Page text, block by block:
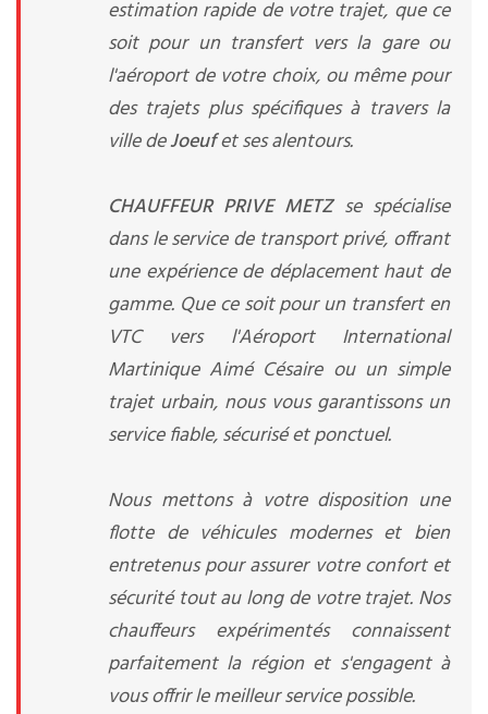
estimation rapide de votre trajet, que ce
soit pour un transfert vers la gare ou
l'aéroport de votre choix, ou même pour
des trajets plus spécifiques à travers la
ville deJoeufet ses alentours.
CHAUFFEUR PRIVE METZ se spécialise
dans le service de transport privé, offrant
une expérience de déplacement haut de
gamme. Que ce soit pour un transfert en
VTC vers l'Aéroport International
Martinique Aimé Césaire ou un simple
trajet urbain, nous vous garantissons un
service fiable, sécurisé et ponctuel.
Nous mettons à votre disposition une
flotte de véhicules modernes et bien
entretenus pour assurer votre confort et
sécurité tout au long de votre trajet. Nos
chauffeurs expérimentés connaissent
parfaitement la région et s'engagent à
vous offrir le meilleur service possible.